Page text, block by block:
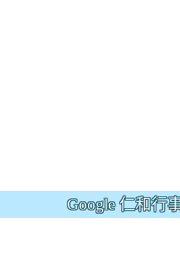
Google 仁和行